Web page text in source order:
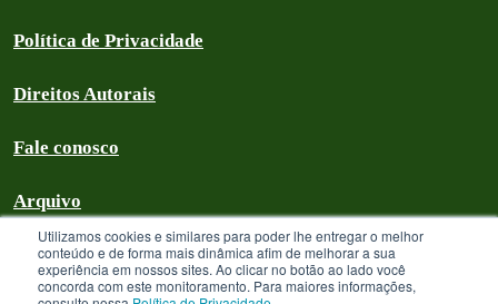
Utilizamos cookies e similares para poder lhe entregar o melhor
conteúdo e de forma mais dinâmica afim de melhorar a sua
experiência em nossos sites. Ao clicar no botão ao lado você
concorda com este monitoramento. Para maiores informações,
Política de Privacidade
Direitos Autorais
Fale conosco
Arquivo
Greenpeace Brasil 2026